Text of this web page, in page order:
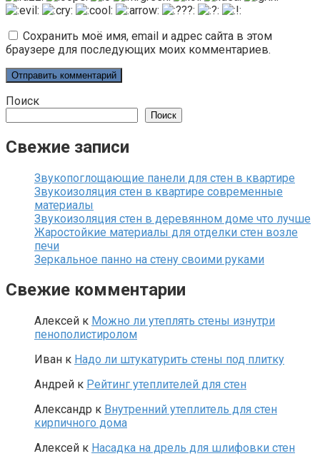
Сохранить моё имя, email и адрес сайта в этом
браузере для последующих моих комментариев.
Поиск
Поиск
Свежие записи
Звукопоглощающие панели для стен в квартире
Звукоизоляция стен в квартире современные
материалы
Звукоизоляция стен в деревянном доме что лучше
Жаростойкие материалы для отделки стен возле
печи
Зеркальное панно на стену своими руками
Свежие комментарии
Алексей к Можно ли утеплять стены изнутри
пенополистиролом
Иван к Надо ли штукатурить стены под плитку
Андрей к Рейтинг утеплителей для стен
Александр к Внутренний утеплитель для стен
кирпичного дома
Алексей к Насадка на дрель для шлифовки стен